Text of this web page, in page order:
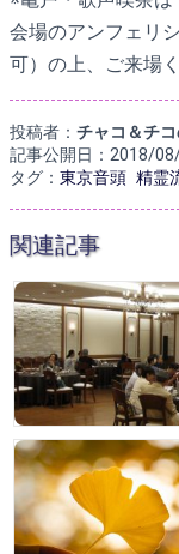
会場のアンフェリ
可）の上、ご来場く
投稿者： チャコ＆チ
記事公開日：2018/
タグ： 東京音頭 精霊
関連記事